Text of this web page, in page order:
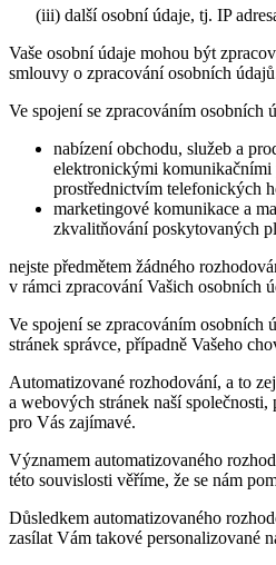
(iii) další osobní údaje, tj. IP
Vaše osobní údaje mohou být
smlouvy o zpracování osobních
Ve spojení se zpracováním osobních
nabízení obchodu, služeb a
elektronickými komunikačními
prostřednictvím telefonických
marketingové komunikace a
zkvalitňování poskytovaných
nejste předmětem žádného
v rámci zpracování Vašich osobních
Ve spojení se zpracováním
stránek správce, případně Vašeho
Automatizované rozhodování, a to
a webových stránek naší
pro Vás zajímavé.
Významem automatizovaného
této souvislosti věříme, že se nám
Důsledkem automatizovaného
zasílat Vám takové personalizované